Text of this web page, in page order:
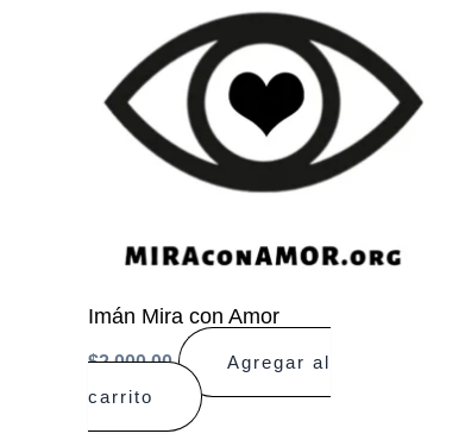
Imán Mira con Amor
$2.000,00
Agregar al
carrito